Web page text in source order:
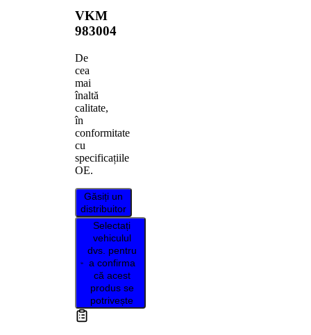
VKM
983004
De
cea
mai
înaltă
calitate,
în
conformitate
cu
specificațiile
OE.
Găsiți un
distribuitor
Selectați
vehiculul
dvs. pentru
a confirma
că acest
produs se
potrivește